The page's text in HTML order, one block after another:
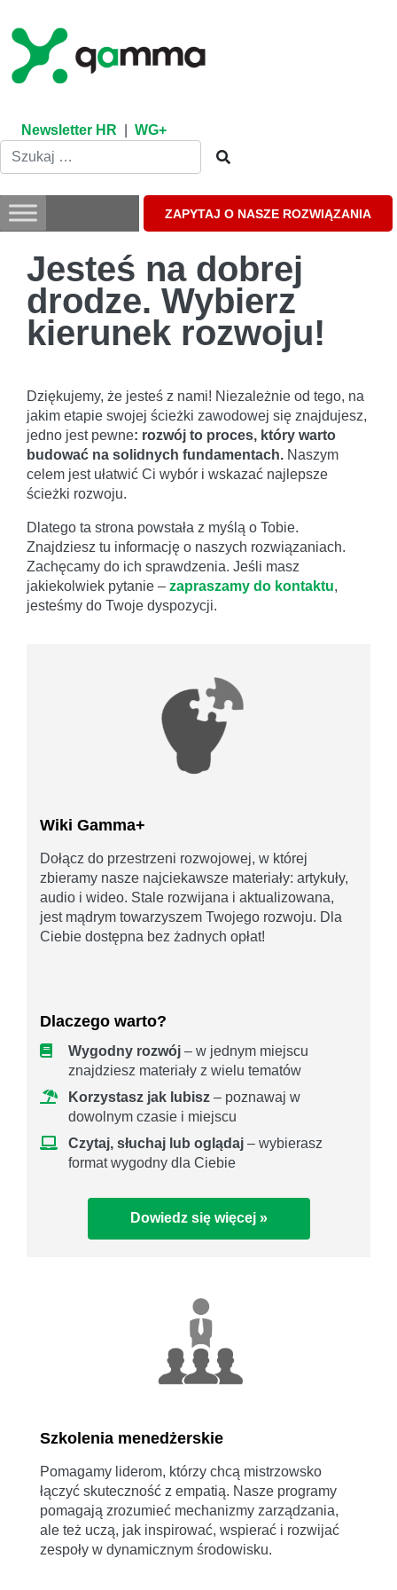
content
Newsletter HR WG+
ZAPYTAJ O NASZE ROZWIĄZANIA
Jesteś na dobrej
drodze. Wybierz
kierunek rozwoju!
Dziękujemy, że jesteś z nami! Niezależnie od tego, na
jakim etapie swojej ścieżki zawodowej się znajdujesz,
jedno jest pewne: rozwój to proces, który warto
budować na solidnych fundamentach. Naszym
celem jest ułatwić Ci wybór i wskazać najlepsze
ścieżki rozwoju.
Dlatego ta strona powstała z myślą o Tobie.
Znajdziesz tu informację o naszych rozwiązaniach.
Zachęcamy do ich sprawdzenia. Jeśli masz
jakiekolwiek pytanie – zapraszamy do kontaktu,
jesteśmy do Twoje dyspozycji.
Wiki Gamma+
Dołącz do przestrzeni rozwojowej, w której
zbieramy nasze najciekawsze materiały: artykuły,
audio i wideo. Stale rozwijana i aktualizowana,
jest mądrym towarzyszem Twojego rozwoju. Dla
Ciebie dostępna bez żadnych opłat!
Dlaczego warto?
Wygodny rozwój – w jednym miejscu
znajdziesz materiały z wielu tematów
Korzystasz jak lubisz – poznawaj w
dowolnym czasie i miejscu
Czytaj, słuchaj lub oglądaj – wybierasz
format wygodny dla Ciebie
Dowiedz się więcej »
Szkolenia menedżerskie
Pomagamy liderom, którzy chcą mistrzowsko
łączyć skuteczność z empatią. Nasze programy
pomagają zrozumieć mechanizmy zarządzania,
ale też uczą, jak inspirować, wspierać i rozwijać
zespoły w dynamicznym środowisku.